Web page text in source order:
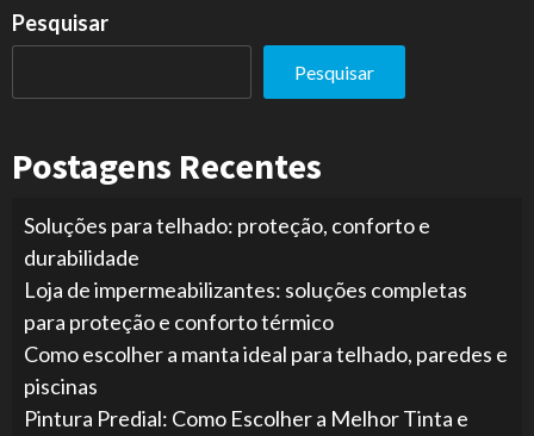
Pesquisar
Pesquisar
Postagens Recentes
Soluções para telhado: proteção, conforto e
durabilidade
Loja de impermeabilizantes: soluções completas
para proteção e conforto térmico
Como escolher a manta ideal para telhado, paredes e
piscinas
Pintura Predial: Como Escolher a Melhor Tinta e